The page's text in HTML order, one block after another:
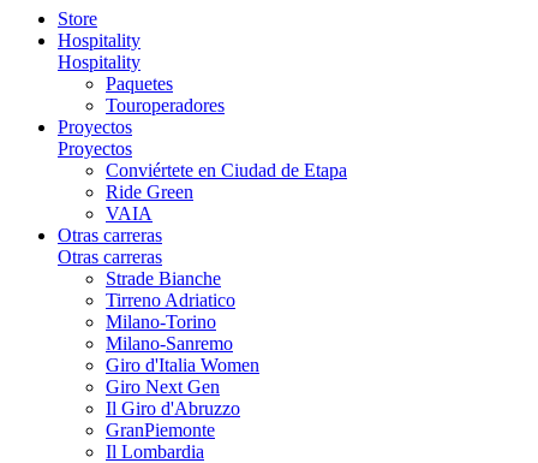
Store
Hospitality
Hospitality
Paquetes
Touroperadores
Proyectos
Proyectos
Conviértete en Ciudad de Etapa
Ride Green
VAIA
Otras carreras
Otras carreras
Strade Bianche
Tirreno Adriatico
Milano-Torino
Milano-Sanremo
Giro d'Italia Women
Giro Next Gen
Il Giro d'Abruzzo
GranPiemonte
Il Lombardia